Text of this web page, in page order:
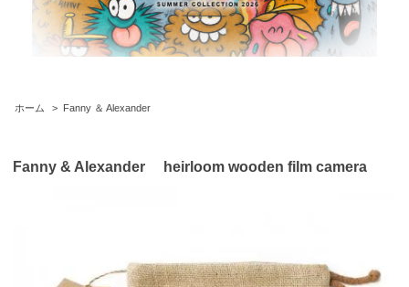
ホーム > Fanny ＆ Alexander
Fanny & Alexander heirloom wooden film camera